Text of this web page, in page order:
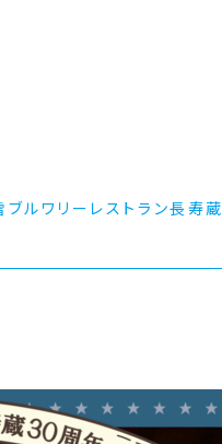
ブルワリーレストラン長寿蔵